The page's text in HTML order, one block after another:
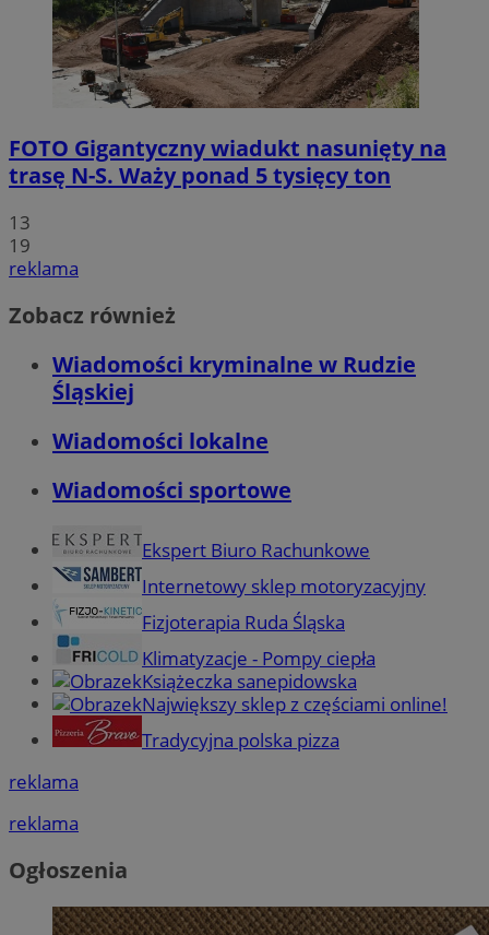
FOTO Gigantyczny wiadukt nasunięty na
trasę N-S. Waży ponad 5 tysięcy ton
13
19
reklama
Zobacz również
Wiadomości kryminalne w Rudzie
Śląskiej
Wiadomości lokalne
Wiadomości sportowe
Ekspert Biuro Rachunkowe
Internetowy sklep motoryzacyjny
Fizjoterapia Ruda Śląska
Klimatyzacje - Pompy ciepła
Książeczka sanepidowska
Największy sklep z częściami online!
Tradycyjna polska pizza
reklama
reklama
Ogłoszenia